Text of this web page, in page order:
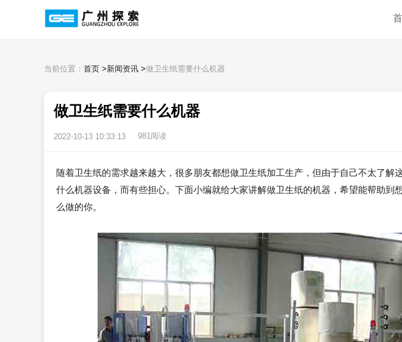
当前位置： 首页 >新闻资讯 >做卫生纸需要什么机器
做卫生纸需要什么机器
2022-10-13 10:33:13 981阅读
随着卫生纸的需求越来越大，很多朋友都想做卫生纸加工生产，但由于自己不太了解
什么机器设备，而有些担心。下面小编就给大家讲解做卫生纸的机器，希望能帮助到
么做的你。